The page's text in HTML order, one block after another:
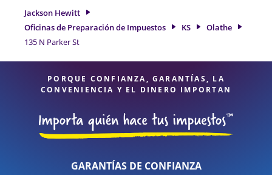
necesita servicios de preparación de impuestos en Olathe,
KS, la ubicación de Jackson Hewitt en 135 N Parker St es una
opción excelente. Con nuestros expertos profesionales de
impuestos, atención al detalle y diversidad de servicios
Jackson Hewitt
Oficinas de Preparación de Impuestos
KS
Olathe
135 N Parker St
PORQUE CONFIANZA, GARANTÍAS, LA
CONVENIENCIA Y EL DINERO IMPORTAN
GARANTÍAS DE CONFIANZA